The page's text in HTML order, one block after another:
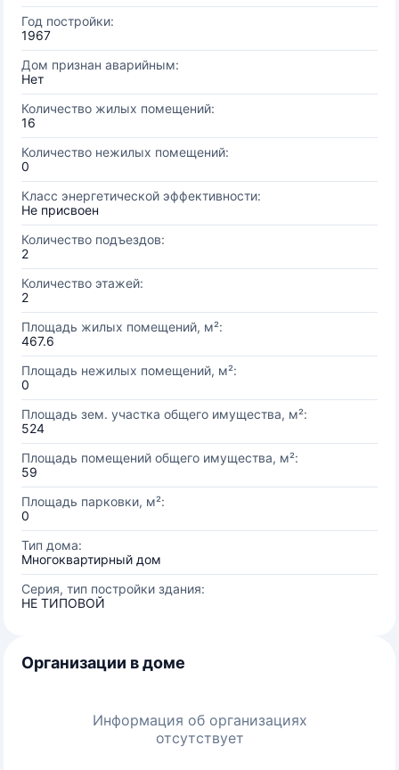
Год постройки:
1967
Дом признан аварийным:
Нет
Количество жилых помещений:
16
Количество нежилых помещений:
0
Класс энергетической эффективности:
Не присвоен
Количество подъездов:
2
Количество этажей:
2
Площадь жилых помещений, м²:
467.6
Площадь нежилых помещений, м²:
0
Площадь зем. участка общего имущества, м²:
524
Площадь помещений общего имущества, м²:
59
Площадь парковки, м²:
0
Тип дома:
Многоквартирный дом
Серия, тип постройки здания:
НЕ ТИПОВОЙ
Организации в доме
Информация об организациях
отсутствует